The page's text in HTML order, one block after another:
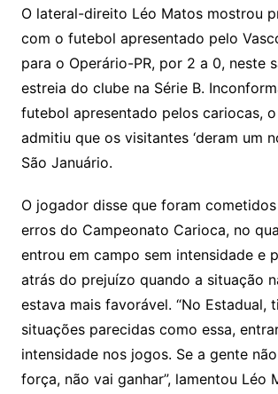
O lateral-direito Léo Matos mostrou
com o futebol apresentado pelo
para o Operário-PR, por 2 a 0, neste
estreia do clube na Série B.
futebol apresentado pelos cariocas,
admitiu que os visitantes ‘deram um
São Januário.
O jogador disse que foram
erros do Campeonato Carioca, no
entrou em campo sem intensidade e
atrás do prejuízo quando a situação
estava mais favorável. “No Estadual,
situações parecidas como essa,
intensidade nos jogos. Se a gente
força, não vai ganhar”, lamentou Léo